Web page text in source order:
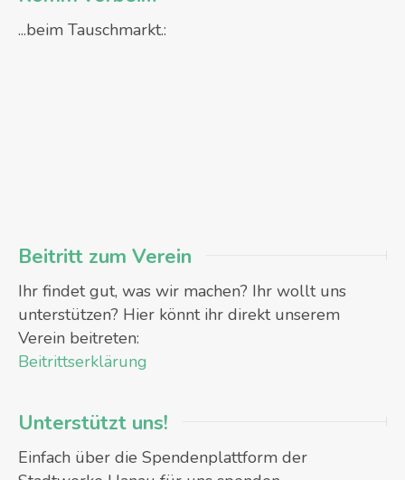
...beim Tauschmarkt.:
Beitritt zum Verein
Ihr findet gut, was wir machen? Ihr wollt uns
unterstützen? Hier könnt ihr direkt unserem
Verein beitreten:
Beitrittserklärung
Unterstützt uns!
Einfach über die Spendenplattform der